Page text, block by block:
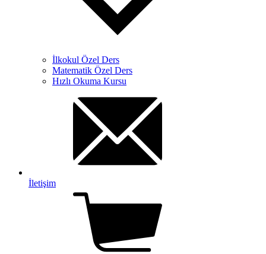
İlkokul Özel Ders
Matematik Özel Ders
Hızlı Okuma Kursu
İletişim